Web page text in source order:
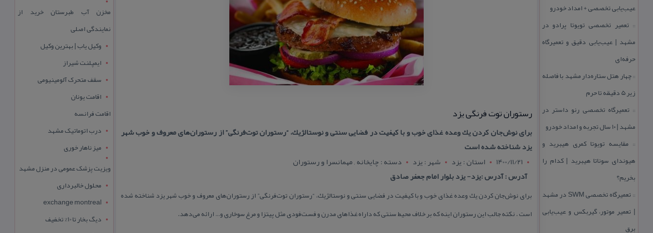
عیب‌یابی تخصصی + امداد خودرو
:: تعمیر تخصصی تویوتا پرادو در
مشهد | عیب‌یابی دقیق و تعمیرگاه
حرفه‌ای
::چهار هتل‌ ستاره‌دار مشهد با فاصله
زیر 5 دقیقه تا حرم
:: تعمیرگاه تخصصی رنو داستر در
مشهد | ۱۰ سال تجربه و امداد خودرو
:: مقایسه تویوتا كمری هیبرید و
هیوندای سوناتا هیبرید | كدام را
بخریم؟
::
تعمیرگاه تخصصی SWM در مشهد
| تعمیر موتور، گیربكس و عیب‌یابی
برق
رستوران توت فرنگی یزد
برای نوش‌جان كردن یك وعده غذای خوب و با كیفیت در فضایی سنتی و نوستالژیك، “رستوران توت‌فرنگی” از رستوران‌های معروف و خوب شهر
یزد شناخته شده است
1400/11/21
استان : يزد شهر : يزد
دسته : چایخانه , مهمانسرا و رستوران
آدرس : آدرس :یزد- یزد بلوار امام جعفر صادق
برای نوش‌جان كردن یك وعده غذای خوب و با كیفیت در فضایی سنتی و نوستالژیك، “رستوران توت‌فرنگی” از رستوران‌های معروف و خوب شهر یزد شناخته شده
است . نكته جالب این رستوران اینه كه بر خلاف محیط سنتی كه داراه غذاهای مدرن و فست‌فودی مثل پیتزا و مرغ سوخاری و… ارائه می‌دهد.
مخزن آب طبرستان خرید از
نمایندگی اصلی
وکیل یاب | بهترین وکیل
ایمپلنت شیراز
سقف متحرک آلومینیومی
اقامت یونان
اقامت فرانسه
درب اتوماتیک مشهد
میز ناهار خوری
ویزیت پزشک عمومی در منزل مشهد
محلول خالبرداری
exchange montreal
دیگ بخار تا 10% تخفیف